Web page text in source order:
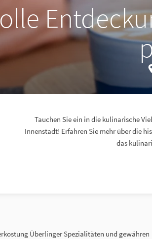
Tauchen Sie ein in die kulinarische
Innenstadt! Erfahren Sie mehr über die
das
Überlinger Spezialitäten und gewähren